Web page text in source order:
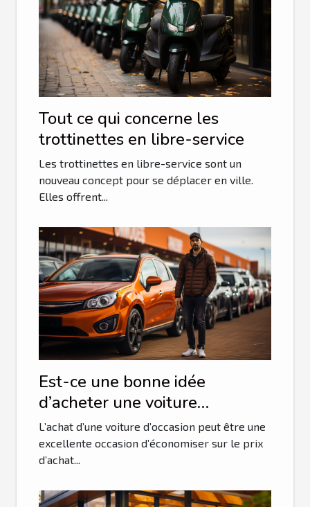
Tout ce qui concerne les
trottinettes en libre-service
Les trottinettes en libre-service sont un
nouveau concept pour se déplacer en ville.
Elles offrent...
Est-ce une bonne idée
d’acheter une voiture
d’occasion ?
L’achat d’une voiture d’occasion peut être une
excellente occasion d’économiser sur le prix
d’achat...